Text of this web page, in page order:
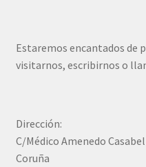
Estaremos encantados de
visitarnos, escribirnos o
Dirección:
C/Médico Amenedo
Coruña